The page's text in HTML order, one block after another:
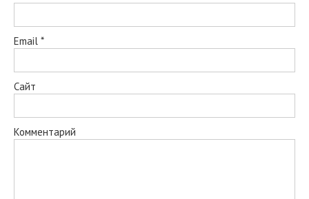
Email *
Сайт
Комментарий